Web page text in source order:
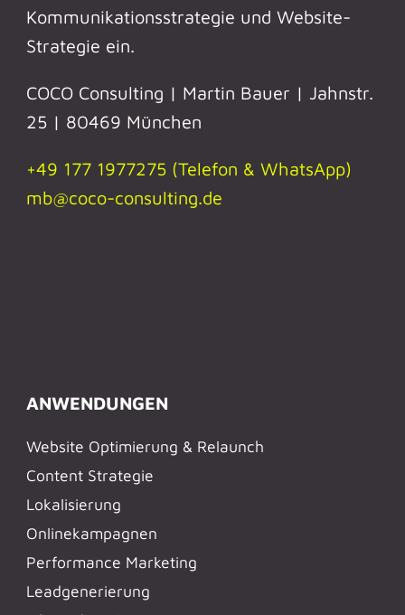
Kommunikationsstrategie und Website-
Strategie ein.
COCO Consulting | Martin Bauer | Jahnstr.
25 | 80469 München
+49 177 1977275 (Telefon & WhatsApp)
mb@coco-consulting.de
ANWENDUNGEN
Website Optimierung & Relaunch
Content Strategie
Lokalisierung
Onlinekampagnen
Performance Marketing
Leadgenerierung